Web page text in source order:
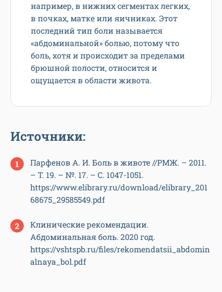
например, в нижних сегментах легких,
в почках, матке или яичниках. Этот
последний тип боли называется
«абдоминальной» болью, потому что
боль, хотя и происходит за пределами
брюшной полости, относится и
ощущается в области живота.
Источники:
Парфенов А. И. Боль в животе //РМЖ. – 2011.
– Т. 19. – №. 17. – С. 1047-1051.
https://www.elibrary.ru/download/elibrary_201
68675_29585549.pdf
Клинические рекомендации.
Абдоминальная боль. 2020 год.
https://vshtspb.ru/files/rekomendatsii_abdomin
alnaya_bol.pdf